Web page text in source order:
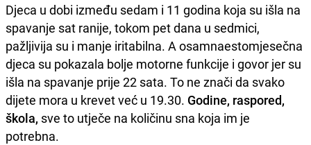
Djeca u dobi između sedam i 11 godina koja su išla na
spavanje sat ranije, tokom pet dana u sedmici,
pažljivija su i manje iritabilna. A osamnaestomjesečna
djeca su pokazala bolje motorne funkcije i govor jer su
išla na spavanje prije 22 sata. To ne znači da svako
dijete mora u krevet već u 19.30. Godine, raspored,
škola, sve to utječe na količinu sna koja im je
potrebna.